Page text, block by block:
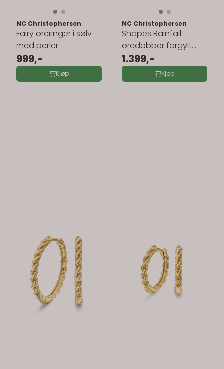
NC Christophersen
Fairy øreringer i sølv
med perler
999,-
Kjøp
NC Christophersen
Shapes Rainfall
øredobber forgylt
sølv 240444
1.399,-
Kjøp